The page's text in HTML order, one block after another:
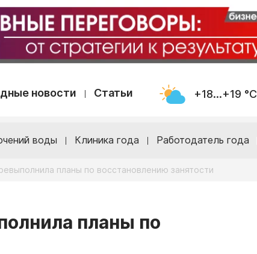
новости Статьи +18...+19 °С
воды Клиника года Работодатель года
планы по восстановлению занятости
планы по